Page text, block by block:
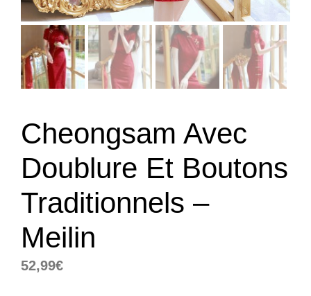
Cheongsam Avec
Doublure Et Boutons
Traditionnels –
Meilin
52,99€